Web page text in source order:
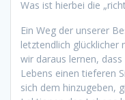
Was ist hierbei die
Ein Weg der unserer
letztendlich glücklicher
wir daraus lernen,
Lebens einen tieferen
sich dem hinzugeben,